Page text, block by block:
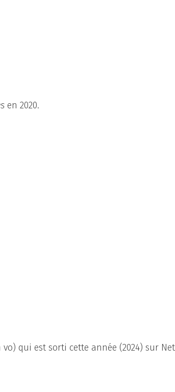
en 2020.
vo) qui est sorti cette année (2024) sur